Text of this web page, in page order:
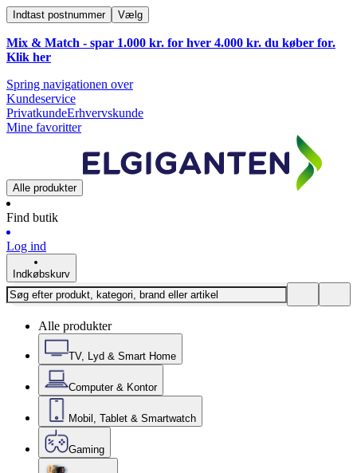
Indtast postnummer Vælg
Mix & Match - spar 1.000 kr. for hver 4.000 kr. du køber for.
Klik her
Spring navigationen over
Kundeservice
PrivatkundeErhvervskunde
Mine favoritter
Alle produkter
Find butik
Log ind
Indkøbskurv
Alle produkter
TV, Lyd & Smart Home
Computer & Kontor
Mobil, Tablet & Smartwatch
Gaming